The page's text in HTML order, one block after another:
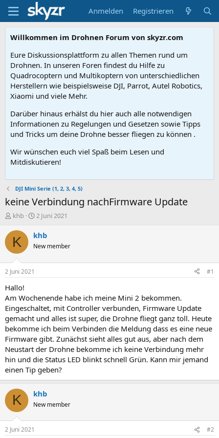
Anmelden Registrieren
Willkommen im Drohnen Forum von skyzr.com
Eure Diskussionsplattform zu allen Themen rund um
Drohnen. In unseren Foren findest du Hilfe zu
Quadrocoptern und Multikoptern von unterschiedlichen
Herstellern wie beispielsweise DJI, Parrot, Autel Robotics,
Xiaomi und viele Mehr.
Darüber hinaus erhälst du hier auch alle notwendigen
Informationen zu Regelungen und Gesetzen sowie Tipps
und Tricks um deine Drohne besser fliegen zu können .
Wir wünschen euch viel Spaß beim Lesen und
Mitdiskutieren!
DJI Mini Serie (1, 2, 3, 4, 5)
keine Verbindung nachFirmware Update
E
s
e
r
khb
E
s
e
t
2 Juni 2021
K khb
New member
2 Juni 2021 #1
Hallo!
Am Wochenende habe ich meine Mini 2 bekommen.
Eingeschaltet, mit Controller verbunden, Firmware Update
gemacht und alles ist super, die Drohne fliegt ganz toll. Heute
bekomme ich beim Verbinden die Meldung dass es eine neue
Firmware gibt. Zunächst sieht alles gut aus, aber nach dem
Neustart der Drohne bekomme ich keine Verbindung mehr
hin und die Status LED blinkt schnell Grün. Kann mir jemand
einen Tip geben?
K khb
New member
2 Juni 2021 #2